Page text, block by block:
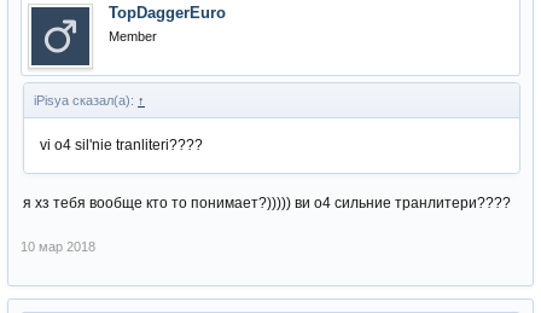
TopDaggerEuro
Member
iPisya сказал(а): ↑
vi o4 sil'nie tranliteri????
я хз тебя вообще кто то понимает?))))) ви о4 сильние транлитери????
10 мар 2018